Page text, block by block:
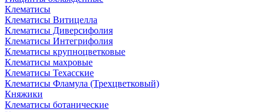
Клематисы
Клематисы Витицелла
Клематисы Диверсифолия
Клематисы Интегрифолия
Клематисы крупноцветковые
Клематисы махровые
Клематисы Техасские
Клематисы Фламула (Трехцветковый)
Княжики
Клематисы ботанические